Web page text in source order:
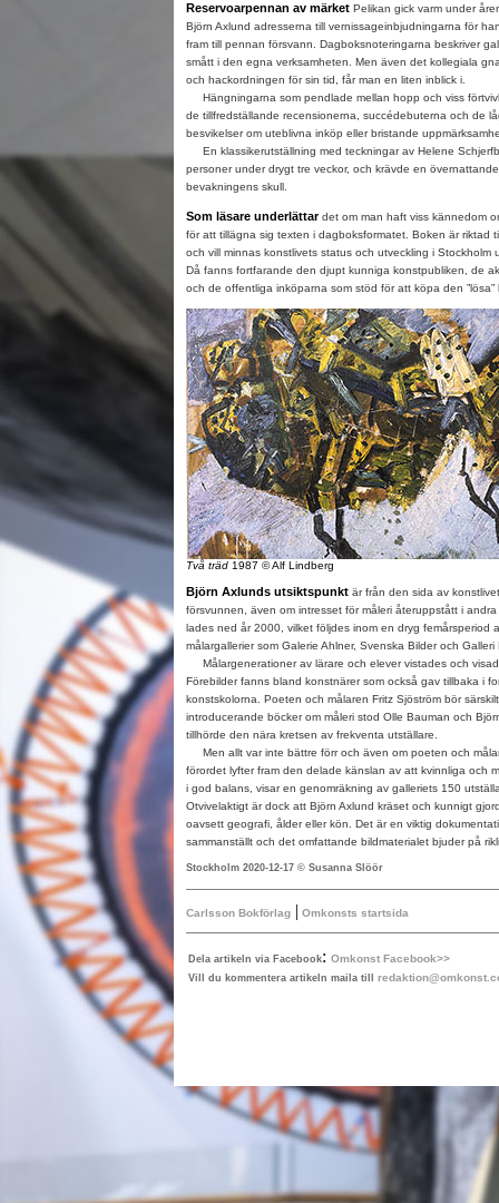
Reservoarpennan av märketPelikan gick varm under
Björn Axlund adresserna till vernissageinbjudningarna för
fram till pennan försvann. Dagboksnoteringarna beskriver
smått i den egna verksamheten. Men även det kollegiala
och hackordningen för sin tid, får man en liten inblick i.
Hängningarna som pendlade mellan hopp och viss
de tillfredställande recensionerna, succédebuterna och de
besvikelser om uteblivna inköp eller bristande
En klassikerutställning med teckningar av Helene
personer under drygt tre veckor, och krävde en
bevakningens skull.
Som läsare underlättardet om man haft viss kännedom
för att tillägna sig texten i dagboksformatet. Boken är riktad
och vill minnas konstlivets status och utveckling i Stockholm
Då fanns fortfarande den djupt kunniga konstpubliken, de
och de offentliga inköparna som stöd för att köpa den ”lösa”
Två träd1987 © Alf Lindberg
Björn Axlunds utsiktspunkt är från den sida av
försvunnen, även om intresset för måleri återuppstått i andra
lades ned år 2000, vilket följdes inom en dryg femårsperiod
målargallerier som Galerie Ahlner, Svenska Bilder och
Målargenerationer av lärare och elever vistades och
Förebilder fanns bland konstnärer som också gav tillbaka i
konstskolorna. Poeten och målaren Fritz Sjöström bör
introducerande böcker om måleri stod Olle Bauman och
tillhörde den nära kretsen av frekventa utställare.
Men allt var inte bättre förr och även om poeten och
förordet lyfter fram den delade känslan av att kvinnliga och
i god balans, visar en genomräkning av galleriets 150
Otvivelaktigt är dock att Björn Axlund kräset och kunnigt
oavsett geografi, ålder eller kön. Det är en viktig
sammanställt och det omfattande bildmaterialet bjuder på
Stockholm 2020-12-17 © Susanna Slöör
Carlsson Bokförlag | Omkonsts startsida
Dela artikeln via Facebook: Omkonst Facebook>>
Vill du kommentera artikeln maila till